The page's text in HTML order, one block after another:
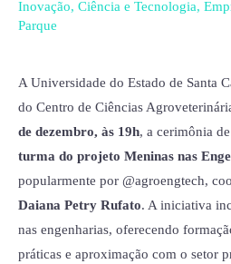
Inovação, Ciência e Tecnologia,
Parque
A Universidade do Estado de Santa
do Centro de Ciências
de dezembro, às 19h, a cerimônia
turma do projeto Meninas nas
popularmente por @agroengtech,
Daiana Petry Rufato. A iniciativa
nas engenharias, oferecendo
práticas e aproximação com o setor